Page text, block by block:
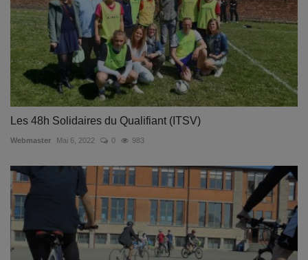
Les 48h Solidaires du Qualifiant (ITSV)
Webmaster Mai 6, 2022 0 983